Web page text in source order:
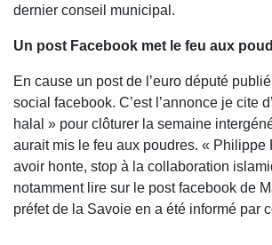
dernier conseil municipal.
Un post Facebook met le feu aux
En cause un post de l’euro député
social facebook. C’est l’annonce je cite
halal » pour clôturer la semaine
aurait mis le feu aux poudres. « Philippe
avoir honte, stop à la collaboration
notamment lire sur le post facebook de
préfet de la Savoie en a été informé par